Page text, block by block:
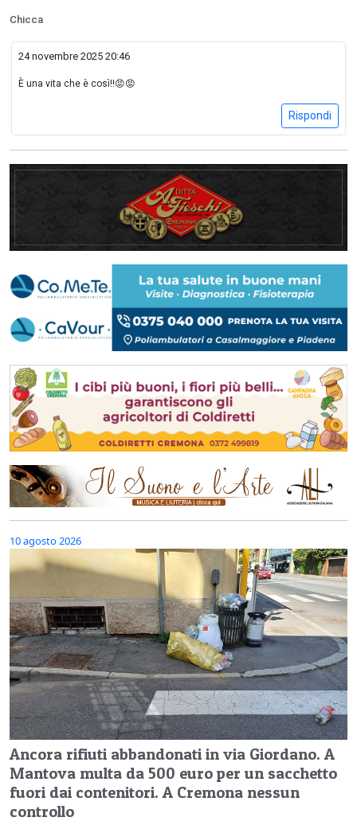
Chicca
24 novembre 2025 20:46
È una vita che è così!!😡😡
Rispondi
10 agosto 2026
Ancora rifiuti abbandonati in via Giordano. A
Mantova multa da 500 euro per un sacchetto
fuori dai contenitori. A Cremona nessun
controllo